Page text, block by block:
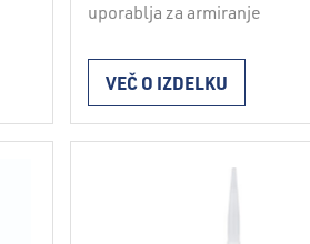
uporablja za armiranje
VEČ O IZDELKU